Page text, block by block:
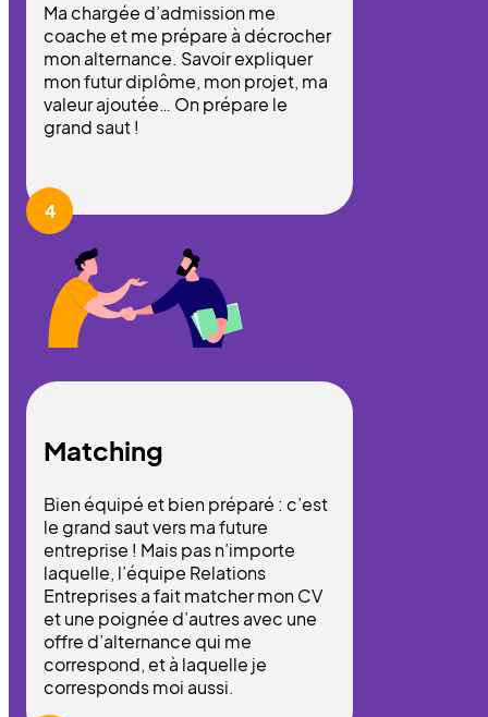
Ma chargée d’admission me
coache et me prépare à décrocher
mon alternance. Savoir expliquer
mon futur diplôme, mon projet, ma
valeur ajoutée… On prépare le
grand saut !
4
Matching
Bien équipé et bien préparé : c’est
le grand saut vers ma future
entreprise ! Mais pas n’importe
laquelle, l’équipe Relations
Entreprises a fait matcher mon CV
et une poignée d’autres avec une
offre d’alternance qui me
correspond, et à laquelle je
corresponds moi aussi.